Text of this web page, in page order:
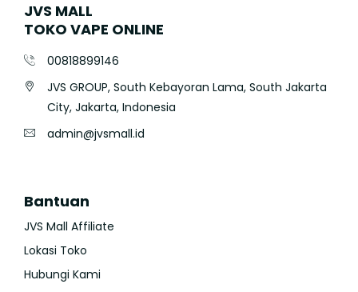
JVS MALL
TOKO VAPE ONLINE
00818899146
JVS GROUP, South Kebayoran Lama, South Jakarta
City, Jakarta, Indonesia
admin@jvsmall.id
Bantuan
JVS Mall Affiliate
Lokasi Toko
Hubungi Kami